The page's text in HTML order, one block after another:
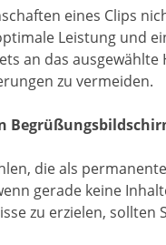
eines Clips
Leistung und
an das ausgewählte
zu vermeiden.
die als
gerade keine
zu erzielen, sollten